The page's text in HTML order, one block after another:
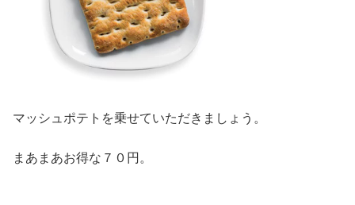
マッシュポテトを乗せていただきましょう。
まあまあお得な７０円。